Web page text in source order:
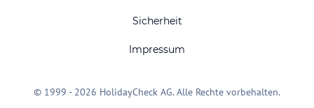
Sicherheit
Impressum
© 1999 - 2026 HolidayCheck AG. Alle Rechte vorbehalten.